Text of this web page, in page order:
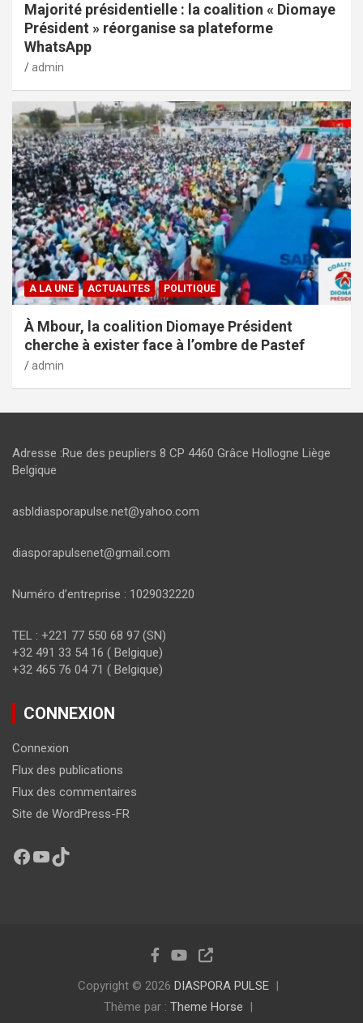
Majorité présidentielle : la coalition « Diomaye
Président » réorganise sa plateforme
WhatsApp
admin
A LA UNE ACTUALITES POLITIQUE
À Mbour, la coalition Diomaye Président
cherche à exister face à l’ombre de Pastef
admin
Adresse :Rue des peupliers 8 CP 4460 Grâce Hollogne Liège
Belgique
asbldiasporapulse.net@yahoo.com
diasporapulsenet@gmail.com
Numéro d’entreprise : 1029032220
TEL : +221 77 550 68 97 (SN)
+32 491 33 54 16 ( Belgique)
+32 465 76 04 71 ( Belgique)
CONNEXION
Connexion
Flux des publications
Flux des commentaires
Site de WordPress-FR
Copyright © 2026 DIASPORA PULSE
Thème par : Theme Horse